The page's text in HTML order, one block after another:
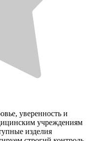
уверенность и
учреждениям
изделия